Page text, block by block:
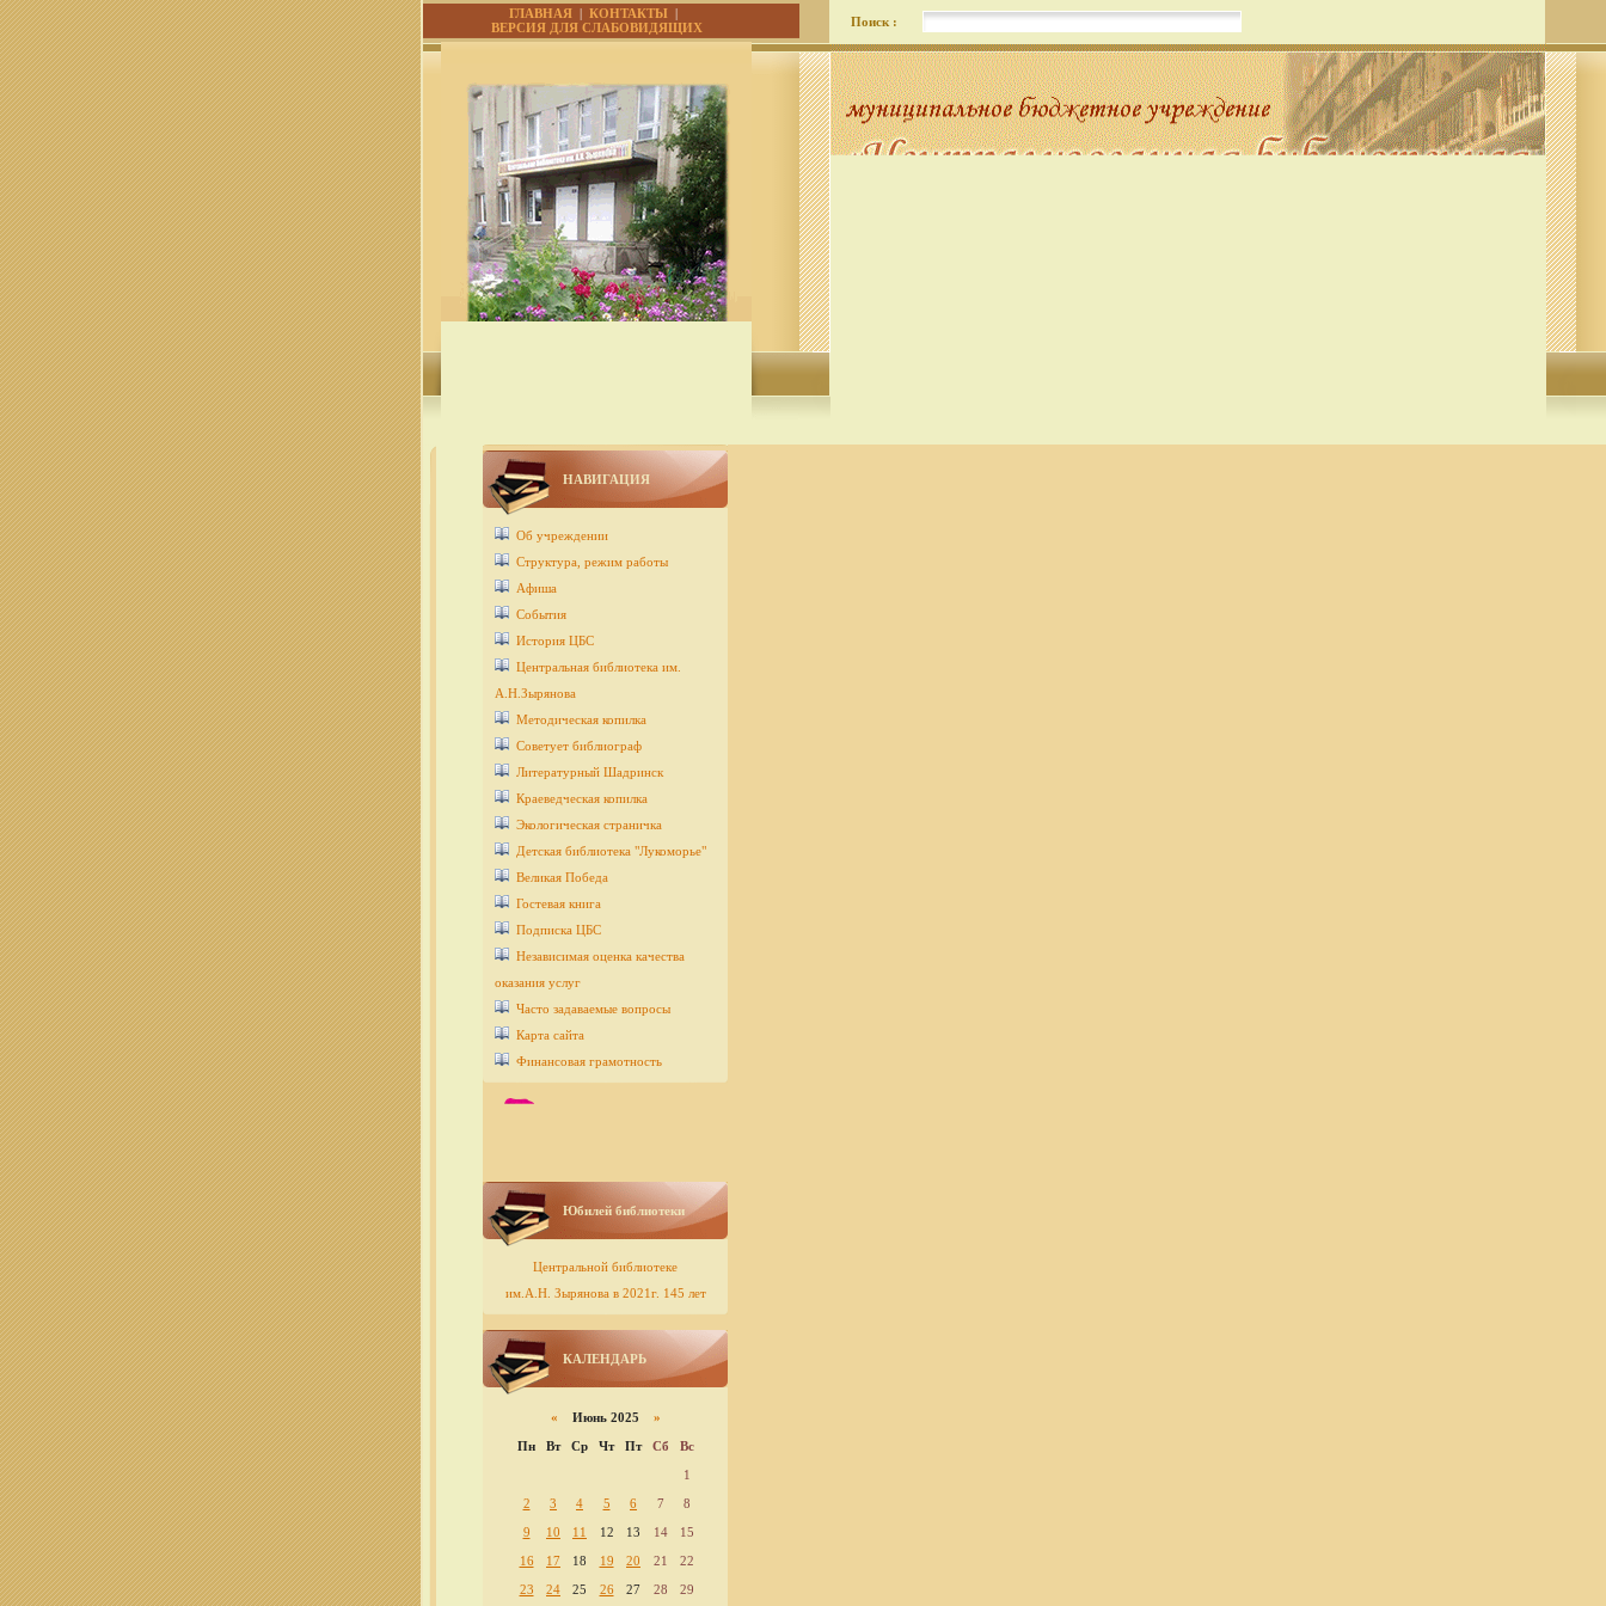
ГЛАВНАЯ| КОНТАКТЫ |
ВЕРСИЯ ДЛЯ СЛАБОВИДЯЩИХ
Поиск :
НАВИГАЦИЯ
Об учреждении
Структура, режим работы
Афиша
События
История ЦБС
Центральная библиотека им.
А.Н.Зырянова
Методическая копилка
Советует библиограф
Литературный Шадринск
Краеведческая копилка
Экологическая страничка
Детcкая библиотека "Лукоморье"
Великая Победа
Гостевая книга
Подписка ЦБС
Независимая оценка качества
оказания услуг
Часто задаваемые вопросы
Карта сайта
Финансовая грамотность
Юбилей библиотеки
Центральной библиотеке
им.А.Н. Зырянова в 2021г. 145 лет
КАЛЕНДАРЬ
« Июнь 2025 »
Пн
Вт Ср Чт Пт Сб
Вс
1
2
3 4 5 6 7
8
9
10 11 12 13 14
15
16
17 18 19 20 21
22
23
24 25 26 27 28 29